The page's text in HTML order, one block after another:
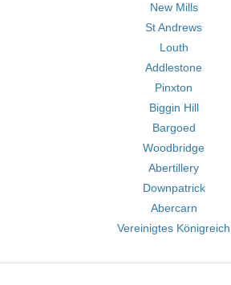
New Mills
St Andrews
Louth
Addlestone
Pinxton
Biggin Hill
Bargoed
Woodbridge
Abertillery
Downpatrick
Abercarn
Vereinigtes Königreich